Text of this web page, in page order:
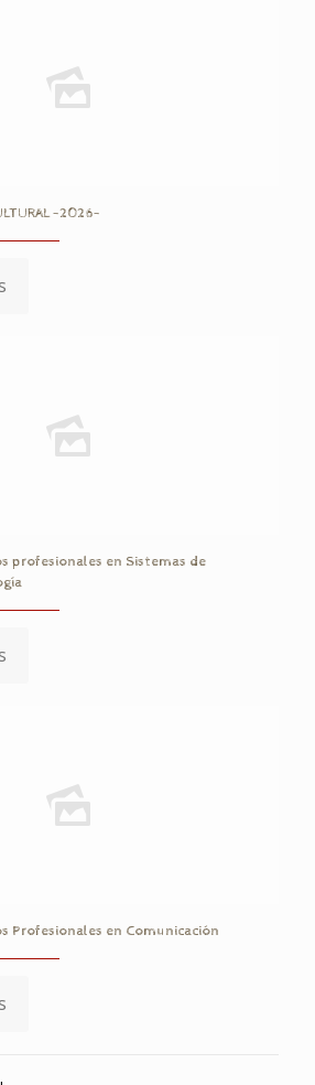
-2026-
profesionales en Sistemas de
Profesionales en Comunicación